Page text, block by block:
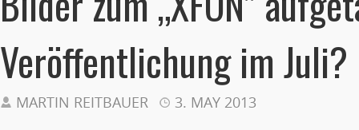
Veröffentlichung im Juli?
MARTIN REITBAUER 3. MAY 2013